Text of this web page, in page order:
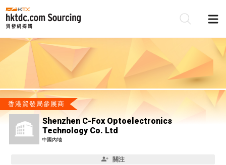
香港貿發局參展商
Shenzhen C-Fox Optoelectronics
Technology Co. Ltd
中國內地
關注